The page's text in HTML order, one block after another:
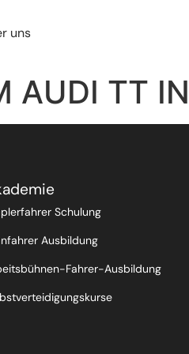
uns
AUDI TT
Schulung
Ausbildung
Fahrer-Ausbildung